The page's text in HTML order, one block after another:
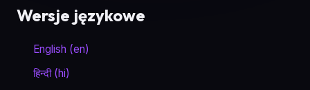
Wersje językowe
English (en)
हिन्दी (hi)